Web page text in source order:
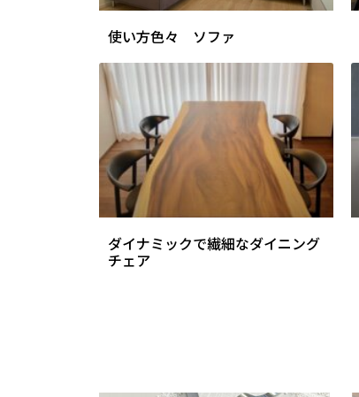
使い方色々 ソファ
ダイナミックで繊細なダイニング
チェア